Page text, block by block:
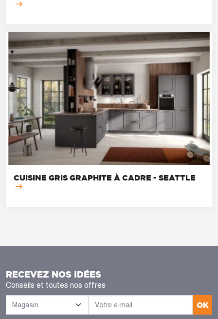
CUISINE GRIS GRAPHITE À CADRE - SEATTLE
RECEVEZ NOS IDÉES
Conseils et toutes nos offres
OK